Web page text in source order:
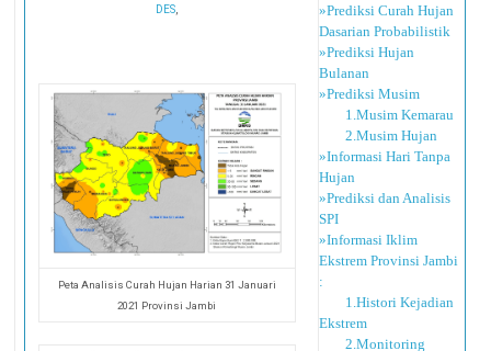
DES
Peta Analisis Curah Hujan Harian 31 Januari
2021 Provinsi Jambi
»Prediksi Curah Hujan
Dasarian Probabilistik
»Prediksi Hujan
Bulanan
»Prediksi Musim
1.Musim Kemarau
2.Musim Hujan
»Informasi Hari Tanpa
Hujan
»Prediksi dan Analisis
SPI
»Informasi Iklim
Ekstrem Provinsi Jambi
:
1.Histori Kejadian
Ekstrem
2.Monitoring